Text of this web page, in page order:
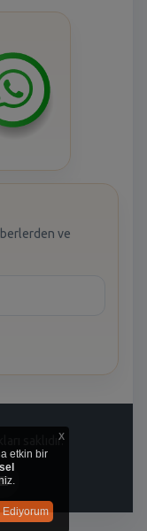
ve
saklıdır.
x
etkin bir
Ediyorum